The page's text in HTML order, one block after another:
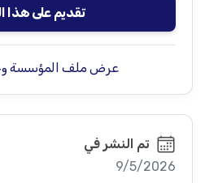
تقديم على هذا
عرض ملف المؤسسة
تم النشر في
9/5/2026